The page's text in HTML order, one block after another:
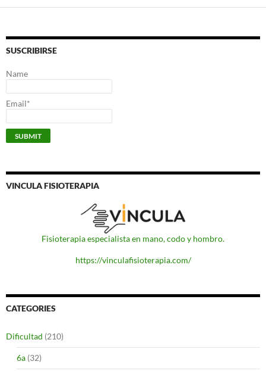
SUSCRIBIRSE
Name
Email*
VINCULA FISIOTERAPIA
Fisioterapia especialista en mano, codo y hombro.
https://vinculafisioterapia.com/
CATEGORIES
Dificultad (210)
6a (32)